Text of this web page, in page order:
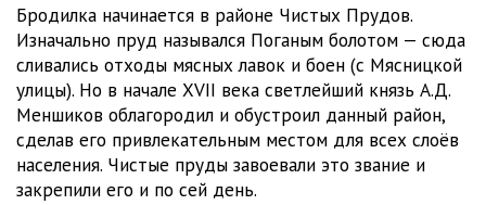
Бродилка начинается в районе Чистых Прудов.
Изначально пруд назывался Поганым болотом — сюда
сливались отходы мясных лавок и боен (с Мясницкой
улицы). Но в начале XVII века светлейший князь А.Д.
Меншиков облагородил и обустроил данный район,
сделав его привлекательным местом для всех слоёв
населения. Чистые пруды завоевали это звание и
закрепили его и по сей день.